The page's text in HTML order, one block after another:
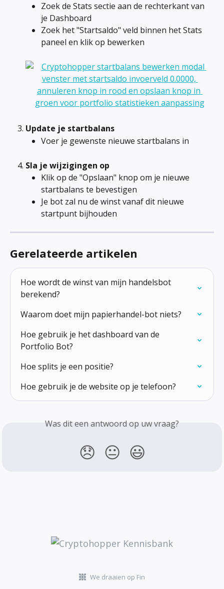
Zoek de Stats sectie aan de rechterkant van
je Dashboard
Zoek het "Startsaldo" veld binnen het Stats
paneel en klik op bewerken
Update je startbalans
Voer je gewenste nieuwe startbalans in
Sla je wijzigingen op
Klik op de "Opslaan" knop om je nieuwe
startbalans te bevestigen
Je bot zal nu de winst vanaf dit nieuwe
startpunt bijhouden
Gerelateerde artikelen
Hoe wordt de winst van mijn handelsbot
berekend?
Waarom doet mijn papierhandel-bot niets?
Hoe gebruik je het dashboard van de
Portfolio Bot?
Hoe splits je een positie?
Hoe gebruik je de website op je telefoon?
Was dit een antwoord op uw vraag?
😞 😐 😃
We draaien op Fin